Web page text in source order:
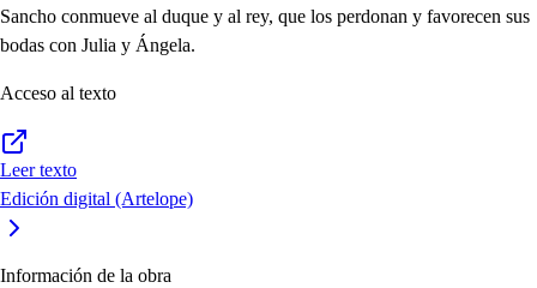
Sancho conmueve al duque y al rey, que los perdonan y favorecen sus
bodas con Julia y Ángela.
Acceso al texto
Leer texto
Edición digital (Artelope)
Información de la obra